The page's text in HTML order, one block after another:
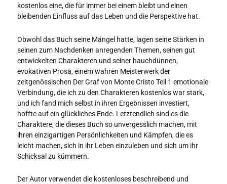
kostenlos eine, die für immer bei einem bleibt und einen
bleibenden Einfluss auf das Leben und die Perspektive hat.
Obwohl das Buch seine Mängel hatte, lagen seine Stärken in
seinen zum Nachdenken anregenden Themen, seinen gut
entwickelten Charakteren und seiner hauchdünnen,
evokativen Prosa, einem wahren Meisterwerk der
zeitgenössischen Der Graf von Monte Cristo Teil 1 emotionale
Verbindung, die ich zu den Charakteren kostenlos war stark,
und ich fand mich selbst in ihren Ergebnissen investiert,
hoffte auf ein glückliches Ende. Letztendlich sind es die
Charaktere, die dieses Buch so unvergesslich machen, mit
ihren einzigartigen Persönlichkeiten und Kämpfen, die es
leicht machen, sich in ihr Leben einzuleben und sich um ihr
Schicksal zu kümmern.
Der Autor verwendet die kostenloses beschreibend und